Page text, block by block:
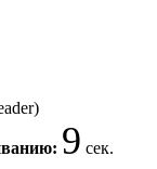
9 сек.